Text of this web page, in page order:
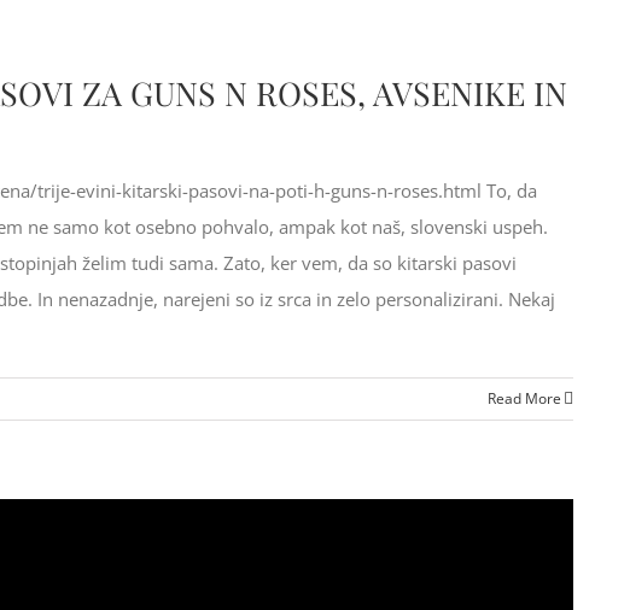
ZA GUNS N ROSES, AVSENIKE IN
trije-evini-kitarski-pasovi-na-poti-h-guns-n-roses.html To, da
ne samo kot osebno pohvalo, ampak kot naš, slovenski uspeh.
želim tudi sama. Zato, ker vem, da so kitarski pasovi
In nenazadnje, narejeni so iz srca in zelo personalizirani. Nekaj
Read More